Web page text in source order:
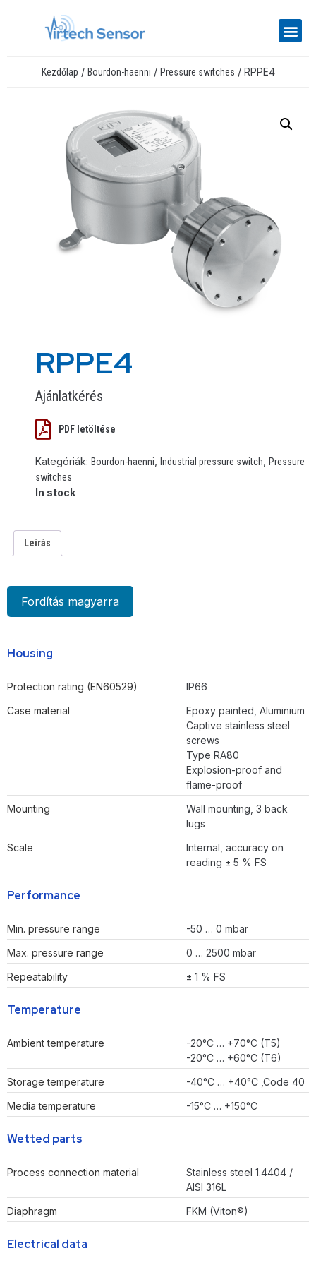
Kezdőlap / Bourdon-haenni / Pressure switches / RPPE4
RPPE4
Ajánlatkérés
PDF letöltése
Kategóriák: Bourdon-haenni Industrial pressure switch
Pressure
switches
In stock
Leírás
Fordítás magyarra
Housing
Protection rating (EN60529)
IP66
Case material
Epoxy painted, Aluminium
Captive stainless steel
screws
Type RA80
Explosion-proof and
flame-proof
Mounting
Wall mounting, 3 back
lugs
Scale
Internal, accuracy on
reading ± 5 % FS
Performance
Min. pressure range
-50 … 0 mbar
Max. pressure range
0 … 2500 mbar
Repeatability
± 1 % FS
Temperature
Ambient temperature
-20°C … +70°C (T5)
-20°C … +60°C (T6)
Storage temperature
-40°C … +40°C ,Code 40
Media temperature
-15°C … +150°C
Wetted parts
Process connection material
Stainless steel 1.4404 /
AISI 316L
Diaphragm
FKM (Viton®)
Electrical data